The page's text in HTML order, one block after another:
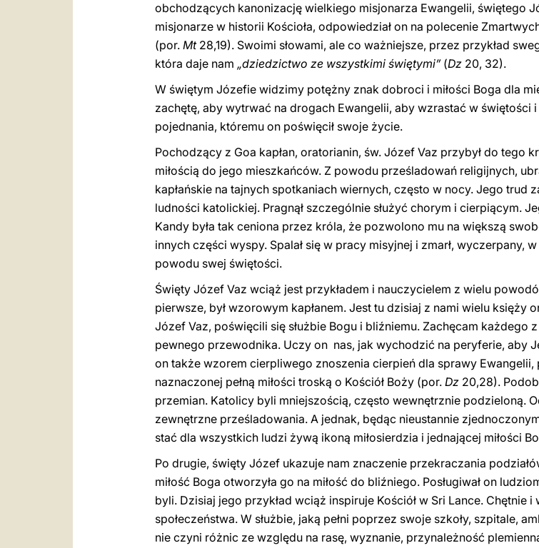
obchodzących kanonizację wielkiego misjonarza Ewangelii, świętego
misjonarze w historii Kościoła, odpowiedział on na polecenie
(por. Mt28,19). Swoimi słowami, ale co ważniejsze, przez przykład
która daje nam „dziedzictwo ze wszystkimi świętymi”(Dz 20, 32).
W świętym Józefie widzimy potężny znak dobroci i miłości Boga dla
zachętę, aby wytrwać na drogach Ewangelii, aby wzrastać w
pojednania, któremu on poświęcił swoje życie.
Pochodzący z Goa kapłan, oratorianin, św. Józef Vaz przybył do tego
miłością do jego mieszkańców. Z powodu prześladowań religijnych,
kapłańskie na tajnych spotkaniach wiernych, często w nocy. Jego trud
ludności katolickiej. Pragnął szczególnie służyć chorym i cierpiącym.
Kandy była tak ceniona przez króla, że pozwolono mu na większą
innych części wyspy. Spalał się w pracy misyjnej i zmarł, wyczerpany,
powodu swej świętości.
Święty Józef Vaz wciąż jest przykładem i nauczycielem z wielu
pierwsze, był wzorowym kapłanem. Jest tu dzisiaj z nami wielu
Józef Vaz, poświęcili się służbie Bogu i bliźniemu. Zachęcam każdego
pewnego przewodnika. Uczy on nas, jak wychodzić na peryferie, aby
on także wzorem cierpliwego znoszenia cierpień dla sprawy Ewangelii,
naznaczonej pełną miłości troską o Kościół Boży (por. Dz 20,28).
przemian. Katolicy byli mniejszością, często wewnętrznie podzieloną.
zewnętrzne prześladowania. A jednak, będąc nieustannie
stać dla wszystkich ludzi żywą ikoną miłosierdzia i jednającej miłości
Po drugie, święty Józef ukazuje nam znaczenie przekraczania
miłość Boga otworzyła go na miłość do bliźniego. Posługiwał on
byli. Dzisiaj jego przykład wciąż inspiruje Kościół w Sri Lance. Chętnie
społeczeństwa. W służbie, jaką pełni poprzez swoje szkoły, szpitale,
nie czyni różnic ze względu na rasę, wyznanie, przynależność